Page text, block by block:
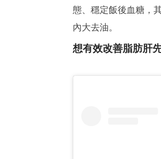
態、穩定飯後血糖，
內大去油。
想有效改善脂肪肝